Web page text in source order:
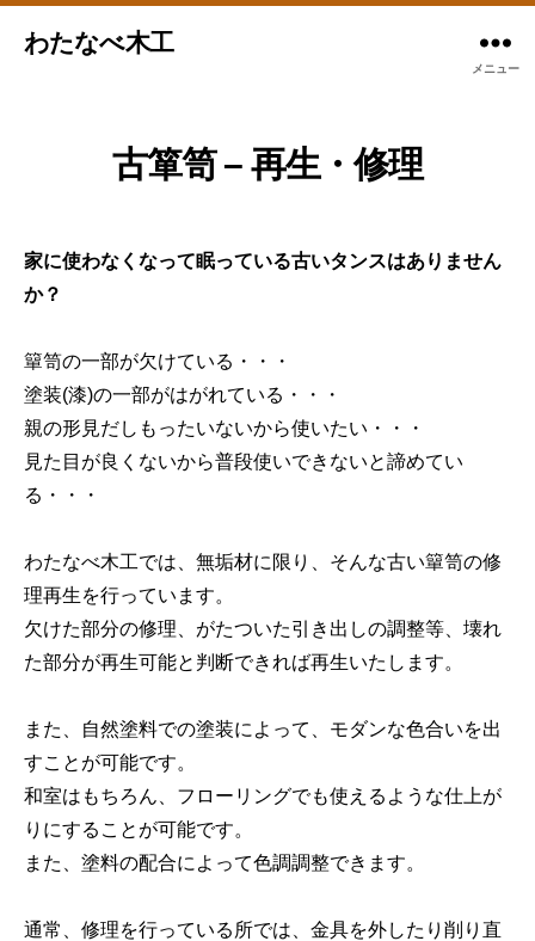
わたなべ木工
メニュー
古箪笥 – 再生・修理
家に使わなくなって眠っている古いタンスはありません
か？
簞笥の一部が欠けている・・・
塗装(漆)の一部がはがれている・・・
親の形見だしもったいないから使いたい・・・
見た目が良くないから普段使いできないと諦めてい
る・・・
わたなべ木工では、無垢材に限り、そんな古い簞笥の修
理再生を行っています。
欠けた部分の修理、がたついた引き出しの調整等、壊れ
た部分が再生可能と判断できれば再生いたします。
また、自然塗料での塗装によって、モダンな色合いを出
すことが可能です。
和室はもちろん、フローリングでも使えるような仕上が
りにすることが可能です。
また、塗料の配合によって色調調整できます。
通常、修理を行っている所では、金具を外したり削り直